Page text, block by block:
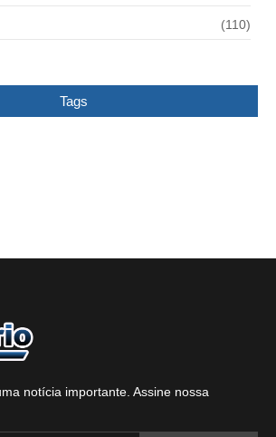
(110)
Tags
notícia importante. Assine nossa